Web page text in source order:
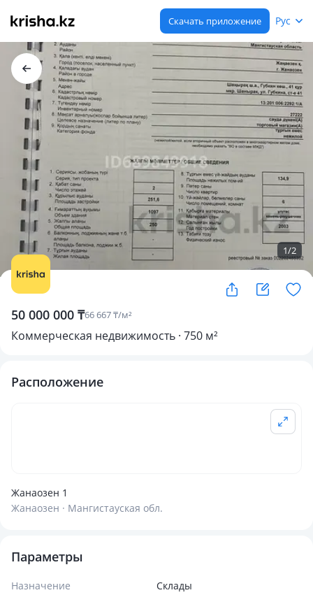
Скачать приложение Рус
1/2
50 000 000 ₸66 667 ₸/м²
Коммерческая недвижимость · 750 м²
Расположение
Жанаозен 1
Жанаозен · Мангистауская обл.
Параметры
Назначение
Склады